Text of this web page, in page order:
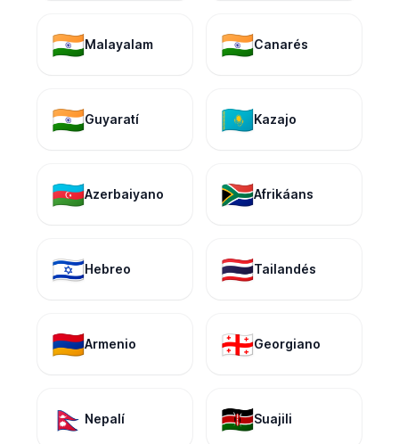
🇮🇳Malayalam 🇮🇳Canarés
🇮🇳Guyaratí 🇰🇿Kazajo
🇦🇿Azerbaiyano 🇿🇦Afrikáans
🇮🇱Hebreo 🇹🇭Tailandés
🇦🇲Armenio 🇬🇪Georgiano
🇳🇵 Nepalí 🇰🇪Suajili